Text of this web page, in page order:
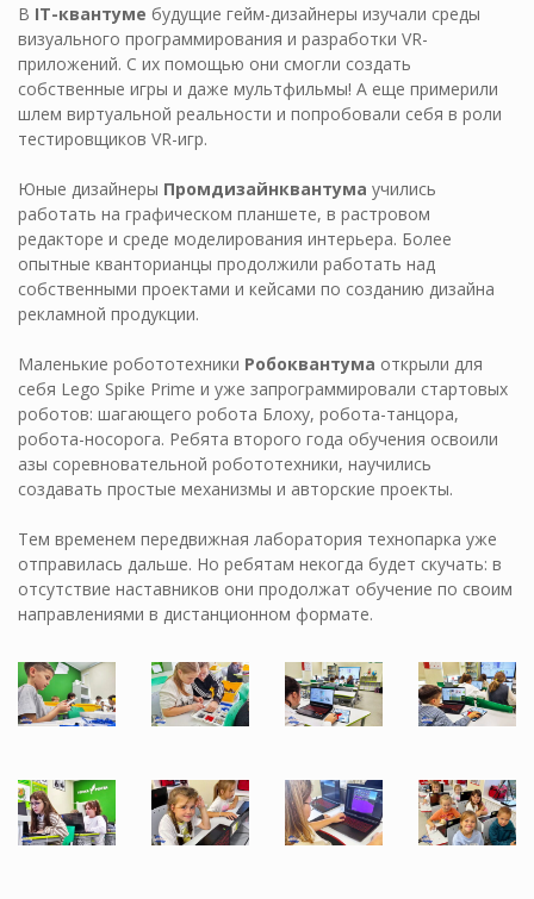
В IT-квантуме будущие гейм-дизайнеры изучали среды
визуального программирования и разработки VR-
приложений. С их помощью они смогли создать
собственные игры и даже мультфильмы! А еще примерили
шлем виртуальной реальности и попробовали себя в роли
тестировщиков VR-игр.
Юные дизайнеры Промдизайнквантума учились
работать на графическом планшете, в растровом
редакторе и среде моделирования интерьера. Более
опытные кванторианцы продолжили работать над
собственными проектами и кейсами по созданию дизайна
рекламной продукции.
Маленькие робототехники Робоквантума открыли для
себя Lego Spike Prime и уже запрограммировали стартовых
роботов: шагающего робота Блоху, робота-танцора,
робота-носорога. Ребята второго года обучения освоили
азы соревновательной робототехники, научились
создавать простые механизмы и авторские проекты.
Тем временем передвижная лаборатория технопарка уже
отправилась дальше. Но ребятам некогда будет скучать: в
отсутствие наставников они продолжат обучение по своим
направлениями в дистанционном формате.